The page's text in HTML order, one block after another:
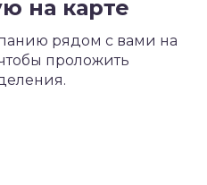
на карте
рядом с вами на
проложить